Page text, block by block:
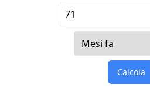
Calcola